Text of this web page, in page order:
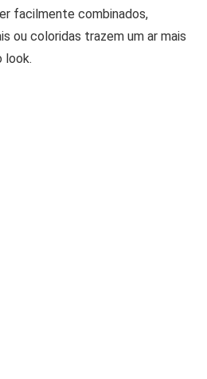
facilmente combinados,
ou coloridas trazem um ar mais
look.